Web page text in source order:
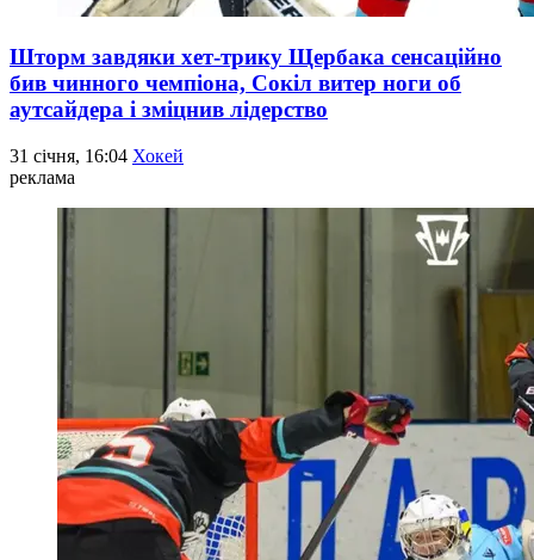
Шторм завдяки хет-трику Щербака сенсаційно
бив чинного чемпіона, Сокіл витер ноги об
аутсайдера і зміцнив лідерство
31 січня, 16:04 Хокей
реклама